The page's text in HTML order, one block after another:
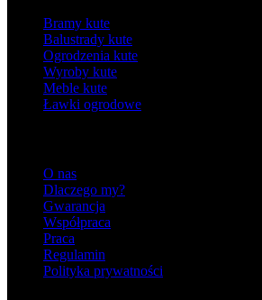
Bramy kute
Balustrady kute
Ogrodzenia kute
Wyroby kute
Meble kute
Ławki ogrodowe
O nas
Dlaczego my?
Gwarancja
Współpraca
Praca
Regulamin
Polityka prywatności